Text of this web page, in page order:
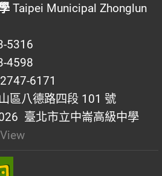
Taipei Municipal Zhonglun
6171
區八德路四段 101 號
臺北市立中崙高級中學